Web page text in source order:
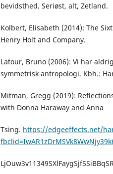
bevidsthed. Seriøst, alt, Zetland.
Kolbert, Elisabeth (2014): The
Henry Holt and Company.
Latour, Bruno (2006): Vi har
symmetrisk antropologi. Kbh.:
Mitman, Gregg (2019):
with Donna Haraway and Anna
Tsing. https://edgeeffects.net/